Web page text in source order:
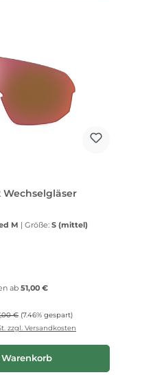
Wechselgläser
M | Größe: S (mittel)
ab 51,00 €
Preis:
€ (7.46% gespart)
zzgl. Versandkosten